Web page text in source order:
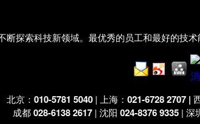
断探索科技新领域。最优秀的员工和最好的技
北京： 010-5781 5040| 上海： 021-6728 2707 |
成都028-6138 2617| 沈阳 024-8376 9335 | 深